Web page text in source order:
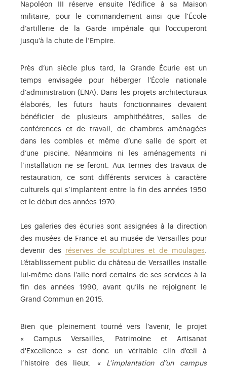
Napoléon III réserve ensuite l'édifice à sa Maison
militaire, pour le commandement ainsi que l'École
d’artillerie de la Garde impériale qui l'occuperont
jusqu’à la chute de l’Empire.
Près d’un siècle plus tard, la Grande Écurie est un
temps envisagée pour héberger l'École nationale
d’administration (ENA). Dans les projets architecturaux
élaborés, les futurs hauts fonctionnaires devaient
bénéficier de plusieurs amphithéâtres, salles de
conférences et de travail, de chambres aménagées
dans les combles et même d’une salle de sport et
d’une piscine. Néanmoins ni les aménagements ni
l’installation ne se feront. Aux termes des travaux de
restauration, ce sont différents services à caractère
culturels qui s’implantent entre la fin des années 1950
et le début des années 1970.
Les galeries des écuries sont assignées à la direction
des musées de France et au musée de Versailles pour
devenir des réserves de sculptures et de moulages.
L’établissement public du château de Versailles installe
lui-même dans l’aile nord certains de ses services à la
fin des années 1990, avant qu’ils ne rejoignent le
Grand Commun en 2015.
Bien que pleinement tourné vers l’avenir, le projet
« Campus Versailles, Patrimoine et Artisanat
d'Excellence » est donc un véritable clin d'œil à
l’histoire des lieux.
« L’implantation d’un campus